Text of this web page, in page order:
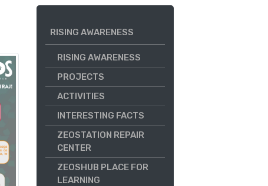
RISING AWARENESS
RISING AWARENESS
PROJECTS
ACTIVITIES
INTERESTING FACTS
ZEOSTATION REPAIR
CENTER
ZEOSHUB PLACE FOR
LEARNING